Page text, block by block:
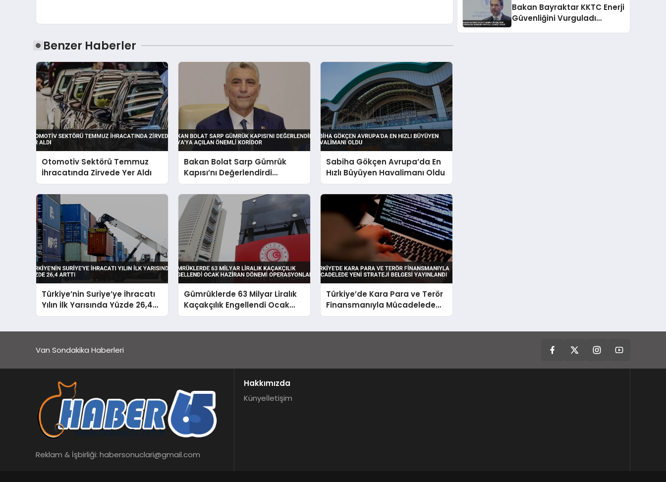
Benzer Haberler
Otomotiv Sektörü Temmuz
İhracatında Zirvede Yer Aldı
Bakan Bolat Sarp Gümrük
Kapısı’nı Değerlendirdi
Asya’ya Açılan Önemli Koridor
Sabiha Gökçen Avrupa’da En
Hızlı Büyüyen Havalimanı Oldu
Türkiye’nin Suriye’ye İhracatı
Yılın İlk Yarısında Yüzde 26,4
Arttı
Gümrüklerde 63 Milyar Liralık
Kaçakçılık Engellendi Ocak
Haziran Dönemi
Türkiye’de Kara Para ve Terör
Finansmanıyla Mücadelede
Yeni Strateji Belgesi
Bakan Bayraktar KKTC Enerji
Güvenliğini Vurguladı
Van Sondakika Haberleri
Reklam & İşbirliği: habersonuclari@gmail.com
Hakkımızda
Künyeİletişim